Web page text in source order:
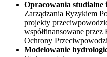
Opracowania studialne
Zarządzania Ryzykiem
projekty
współfinansowane
Ochrony
Modelowanie